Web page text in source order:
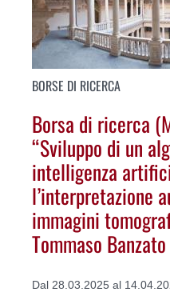
BORSE DI RICERCA
Borsa di ricerca
“Sviluppo di un
intelligenza
l’interpretazione
immagini
Tommaso Banzato
Dal 28.03.2025 al